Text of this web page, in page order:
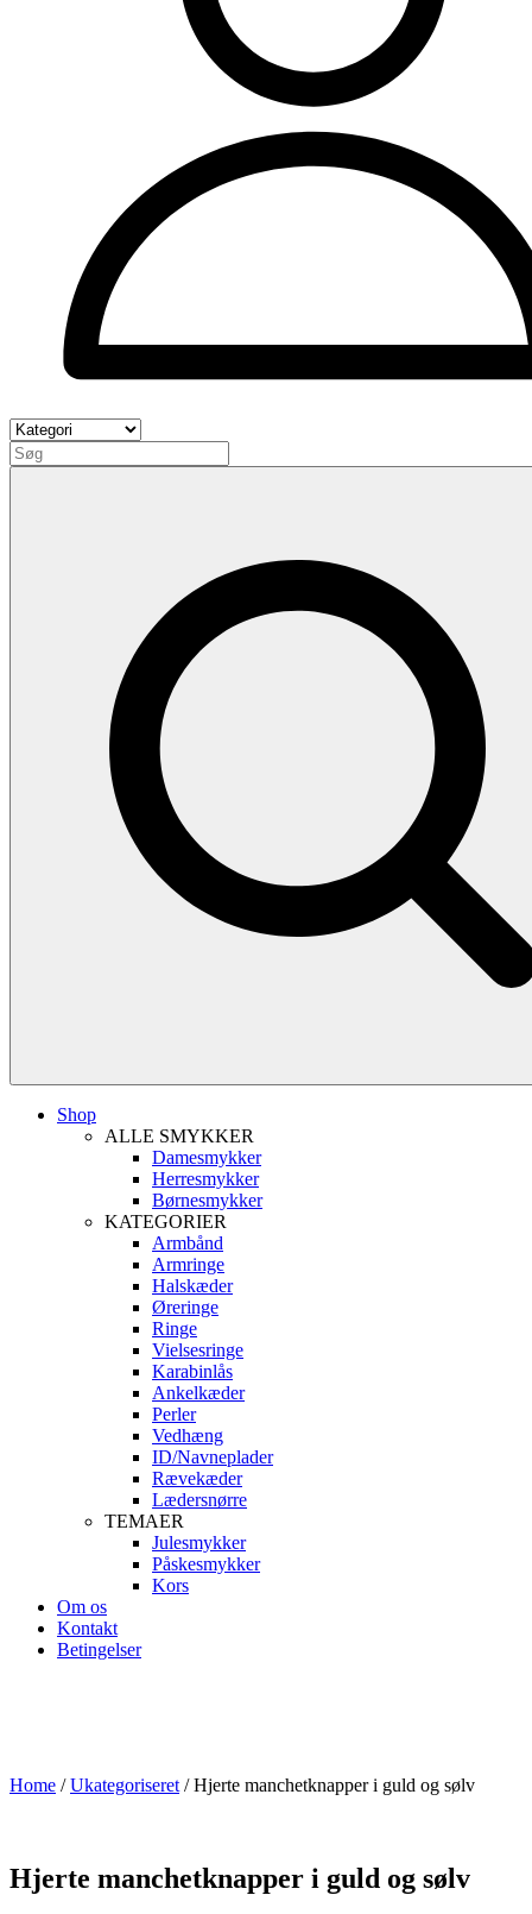
Shop
ALLE SMYKKER
Damesmykker
Herresmykker
Børnesmykker
KATEGORIER
Armbånd
Armringe
Halskæder
Øreringe
Ringe
Vielsesringe
Karabinlås
Ankelkæder
Perler
Vedhæng
ID/Navneplader
Rævekæder
Lædersnørre
TEMAER
Julesmykker
Påskesmykker
Kors
Om os
Kontakt
Betingelser
Home /Ukategoriseret / Hjerte manchetknapper i guld og sølv
Hjerte manchetknapper i guld og sølv